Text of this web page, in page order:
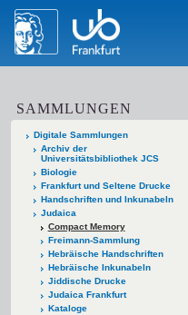
SAMMLUNGEN
Digitale Sammlungen
Archiv der
Universitätsbibliothek JCS
Biologie
Frankfurt und Seltene Drucke
Handschriften und Inkunabeln
Judaica
Compact Memory
Freimann-Sammlung
Hebräische Handschriften
Hebräische Inkunabeln
Jiddische Drucke
Judaica Frankfurt
Kataloge